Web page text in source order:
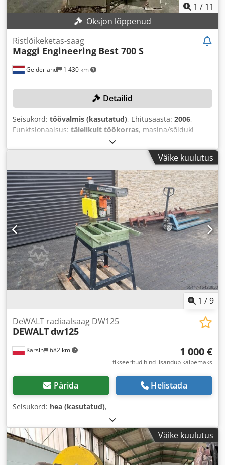
1 / 11
Oksjon lõppenud
Gelderland 1 430 km
Ristlõikeketas-saag
Maggi Engineering Best 700 S
Detailid
Seisukord: töövalmis (kasutatud), Ehitusaasta: 2006,
Funktsionaalsus: täielikult töökorras, masina/sõiduki
, lõike kõrgus (maks.):
lõikelaius (maks.):470 mm, saeketta läbimõõt:550 mm,
Väike kuulutus
1 /9
Karsin 682 km
DeWALT radiaalsaag DW125
DEWALTdw125
1 000 €
fikseeritud hind lisandub käibemaks
Pärida Helistada
Seisukord: hea (kasutatud),
Väike kuulutus